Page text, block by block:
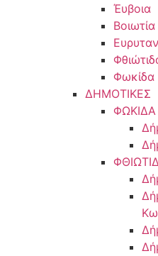
Έυβοια
Βοιωτία
Φωκίδα
ΔΗΜΟΤΙΚΕΣ
ΦΩΚΙΔΑ